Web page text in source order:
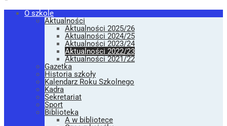
O szkole
Aktualności
Aktualności 2025/26
Aktualności 2024/25
Aktualności 2023/24
Aktualności 2022/23
Aktualności 2021/22
Gazetka
Historia szkoły
Kalendarz Roku Szkolnego
Kadra
Sekretariat
Sport
Biblioteka
A w bibliotece